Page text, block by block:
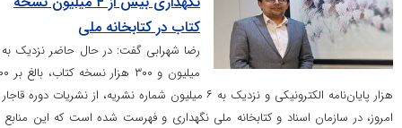
کتاب در کتابخانه ملی
رضا شهرابی گفت: در حال حاضر نزدیک به ۴
میلیون و ۳۰۰ هزار نسخه کتاب، بالغ بر ۵۰۰
هزار پایان‌نامه الکترونیکی و نزدیک به ۶ میلیون شماره نشریه، از نشریات دوره قاجار تا
اسناد و کتابخانه ملی نگهداری و فهرست شده است که این منابع در